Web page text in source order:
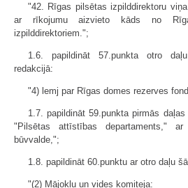
"42. Rīgas pilsētas izpilddirektoru
ar rīkojumu aizvieto kāds no
izpilddirektoriem.";
1.6. papildināt 57.punkta otro
redakcijā:
"4) lemj par Rīgas domes rezerves
1.7. papildināt 59.punkta pirmās
"Pilsētas attīstības departaments,"
būvvalde,";
1.8. papildināt 60.punktu ar otro daļu
"(2) Mājokļu un vides komiteja: